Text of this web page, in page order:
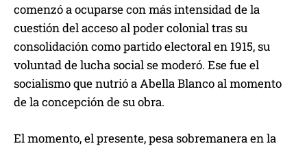
comenzó a ocuparse con más intensidad de la
cuestión del acceso al poder colonial tras su
consolidación como partido electoral en 1915, su
voluntad de lucha social se moderó. Ese fue el
socialismo que nutrió a Abella Blanco al momento
de la concepción de su obra.
El momento, el presente, pesa sobremanera en la